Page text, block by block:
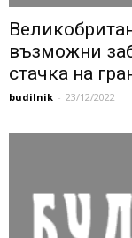
възможни
стачка на
budilnik - 23/12/2022